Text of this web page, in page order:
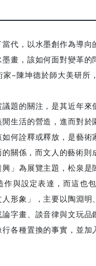
代，以水墨創作為導
畫，該如何面對變革
家–陳坤德於師大美研所
題的關注，是其近年
生活的營造，進而對
何詮釋或釋放，是藝
關係，而文人的藝術則
」為展覽主題，松泉
作與設定表達，而這也
形象」，主要以陶淵
字畫、談音律與文玩
各種置換的事實，並